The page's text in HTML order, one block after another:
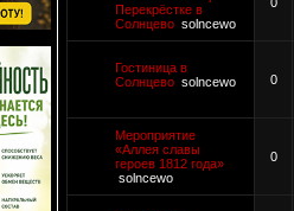
Перекрёстке в
Солнцево solncewo
Гостиница в
Солнцево solncewo 0
Мероприятие
«Аллея славы
героев 1812 года»
solncewo
0